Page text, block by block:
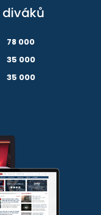
diváků
78 000
35 000
35 000